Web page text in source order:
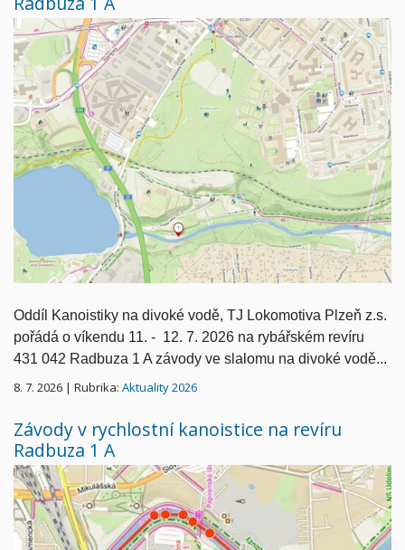
Oddíl Kanoistiky na divoké vodě, TJ Lokomotiva Plzeň z.s.
pořádá o víkendu 11. - 12. 7. 2026 na rybářském revíru
431 042 Radbuza 1 A závody ve slalomu na divoké vodě...
8. 7. 2026 | Rubrika: Aktuality 2026
Závody v rychlostní kanoistice na revíru
Radbuza 1 A